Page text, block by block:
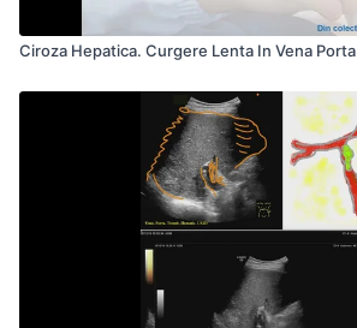
Ciroza Hepatica. Curgere Lenta In Vena Porta